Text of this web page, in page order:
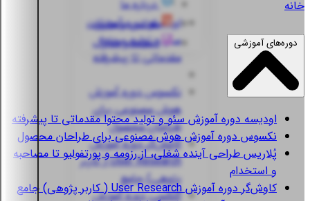
اودیسهدوره آموزش
سئو و تولید محتوا
مقدماتی تا پیشرفته
نکسوسدوره آموزش
هوش مصنوعی برای
طراحان محصول
کاوش‌گردوره آموزش
User Research ( کاربر
پژوهی) جامع
گلکسیدوره آموزش
درباره ما
قوانین و مقررات
استعلام مدارک
خانه
دوره‌های آموزشی
اودیسهدوره آموزش سئو و تولید محتوا مقدماتی تا پیشرفته
نکسوسدوره آموزش هوش مصنوعی برای طراحان محصول
پُلاریسطراحی آینده شغلی، از رزومه و پورتفولیو تا مصاحبه
و استخدام
کاوش‌گردوره آموزش User Research ( کاربر پژوهی) جامع